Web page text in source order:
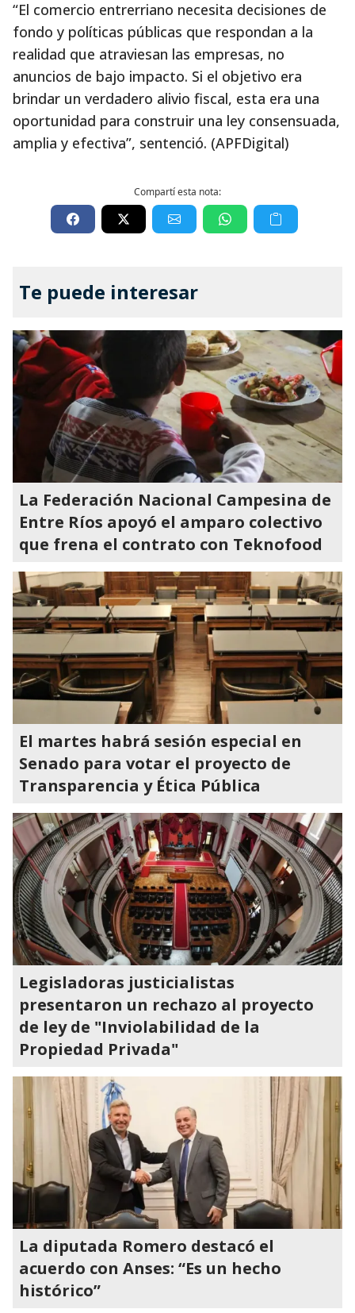
“El comercio entrerriano necesita decisiones de
fondo y políticas públicas que respondan a la
realidad que atraviesan las empresas, no
anuncios de bajo impacto. Si el objetivo era
brindar un verdadero alivio fiscal, esta era una
oportunidad para construir una ley consensuada,
amplia y efectiva”, sentenció. (APFDigital)
Compartí esta nota:
Te puede interesar
La Federación Nacional Campesina de
Entre Ríos apoyó el amparo colectivo
que frena el contrato con Teknofood
El martes habrá sesión especial en
Senado para votar el proyecto de
Transparencia y Ética Pública
Legisladoras justicialistas
presentaron un rechazo al proyecto
de ley de "Inviolabilidad de la
Propiedad Privada"
La diputada Romero destacó el
acuerdo con Anses: “Es un hecho
histórico”